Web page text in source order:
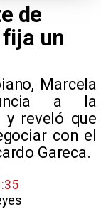
de
un
Marcela
a la
y reveló que
con el
Gareca.